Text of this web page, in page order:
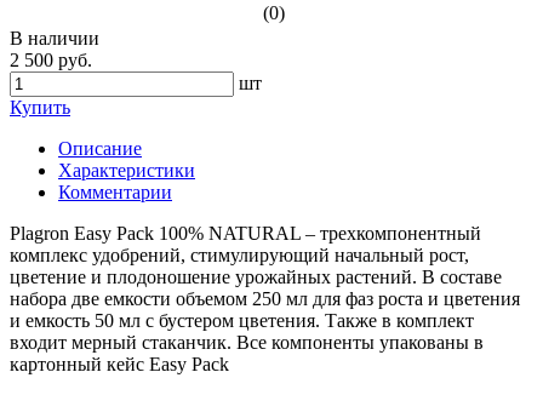
(0)
В наличии
2 500 руб.
шт
Купить
Описание
Характеристики
Комментарии
Plagron Easy Pack 100% NATURAL – трехкомпонентный
комплекс удобрений, стимулирующий начальный рост,
цветение и плодоношение урожайных растений. В составе
набора две емкости объемом 250 мл для фаз роста и цветения
и емкость 50 мл с бустером цветения. Также в комплект
входит мерный стаканчик. Все компоненты упакованы в
картонный кейс Easy Pack